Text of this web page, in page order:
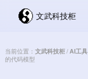
文武科技柜
当前位置： 文武科技柜/AI工具
的代码模型